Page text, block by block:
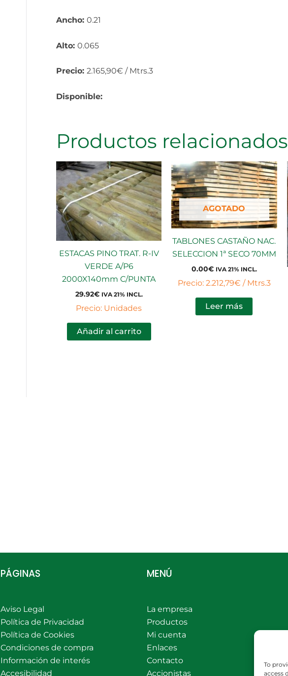
To
access
Ancho: 0.21
Alto: 0.065
Precio: 2.165,90€ / Mtrs.3
Disponible:
Productos relacionados
ESTACAS PINO TRAT. R-IV
VERDE A/P6
2000X140mm C/PUNTA
29.92€ IVA 21% INCL.
Precio: Unidades
Añadir al carrito
AGOTADO
TABLONES CASTAÑO NAC.
SELECCION 1ª SECO 70MM
0.00€ IVA 21% INCL.
Precio: 2.212,79€ / Mtrs.3
Leer más
PÁGINAS
Aviso Legal
Política de Privacidad
Política de Cookies
Condiciones de compra
Información de interés
Accesibilidad
MENÚ
La empresa
Productos
Mi cuenta
Enlaces
Contacto
Accionistas